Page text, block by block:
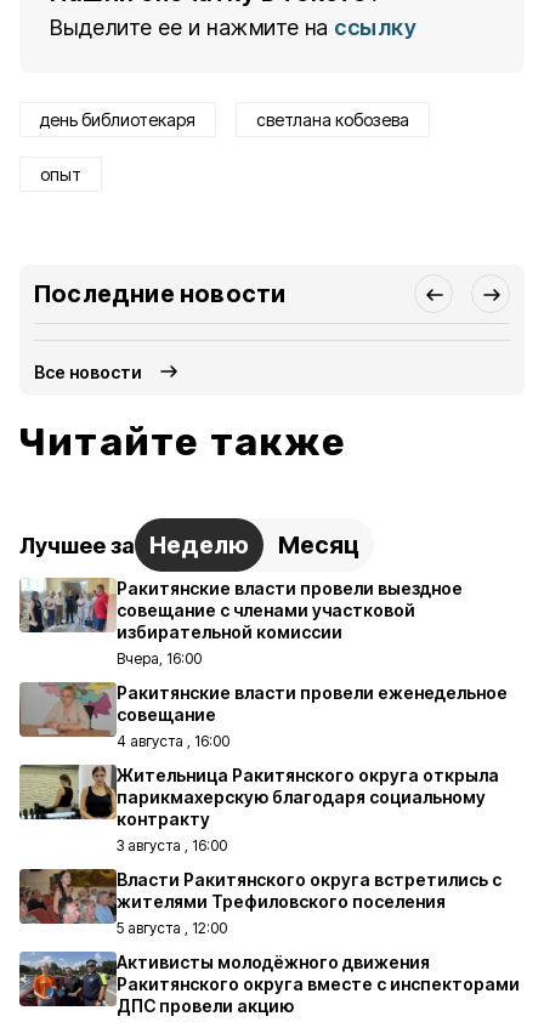
Выделите ее и нажмите на ссылку
день библиотекаря светлана кобозева
опыт
Последние новости
Все новости
Читайте также
Лучшее за Неделю Месяц
Ракитянские власти провели выездное
совещание с членами участковой
избирательной комиссии
Вчера, 16:00
Ракитянские власти провели еженедельное
совещание
4 августа , 16:00
Жительница Ракитянского округа открыла
парикмахерскую благодаря социальному
контракту
3 августа , 16:00
Власти Ракитянского округа встретились с
жителями Трефиловского поселения
5 августа , 12:00
Активисты молодёжного движения
Ракитянского округа вместе с инспекторами
ДПС провели акцию